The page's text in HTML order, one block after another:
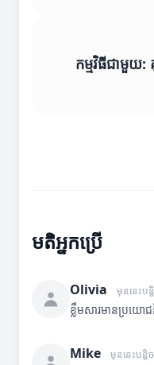
កម្មវិធីជាមួយ:
មតិអ្នកប្រើ
Olivia មុននេះបន្
ខ្លឹមសារមានប្រយោ
Mike មុននេះបន្តិច